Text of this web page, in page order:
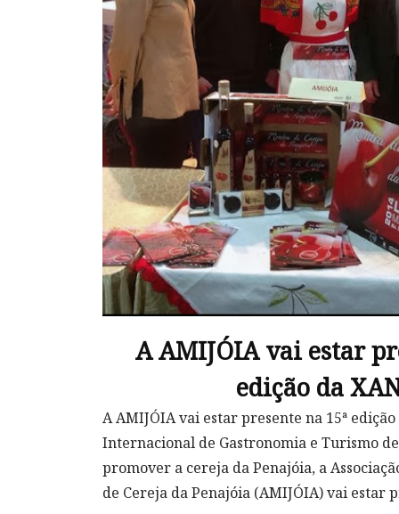
A AMIJÓIA vai estar
edição da
A AMIJÓIA vai estar presente na 15ª edição
Internacional de Gastronomia e Turismo
promover a cereja da Penajóia, a
de Cereja da Penajóia (AMIJÓIA) vai estar